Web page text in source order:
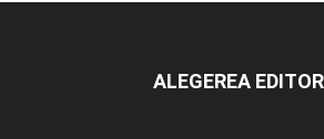
ALEGEREA